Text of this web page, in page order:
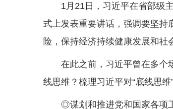
1月21日，习近平在省部级
式上发表重要讲话，强调要坚持
险，保持经济持续健康发展和社
在此之前，习近平曾在多个
线思维？梳理习近平对“底线思
◎谋划和推进党和国家各项